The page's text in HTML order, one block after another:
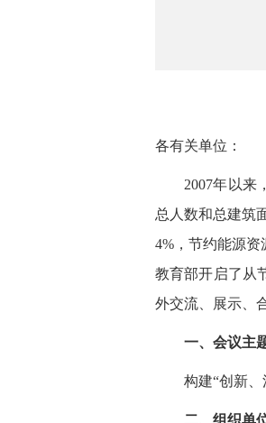
各有关单位：
2007年以来，
总人数和总建筑
4%，节约能源
教育部开启了从
外交流、展示、
一、会议主
构建“创新、
二、组织单